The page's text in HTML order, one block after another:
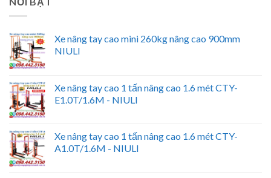
Xe nâng tay cao mini 260kg nâng cao 900mm
NIULI
Xe nâng tay cao 1 tấn nâng cao 1.6 mét CTY-
E1.0T/1.6M - NIULI
Xe nâng tay cao 1 tấn nâng cao 1.6 mét CTY-
A1.0T/1.6M - NIULI